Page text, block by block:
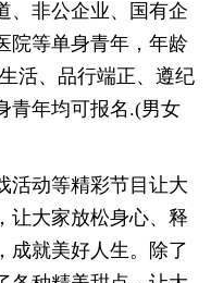
、非公企业、国有企
院等单身青年，年龄
活、品行端正、遵纪
青年均可报名.(男女
动等精彩节目让大
让大家放松身心、释
成就美好人生。除了